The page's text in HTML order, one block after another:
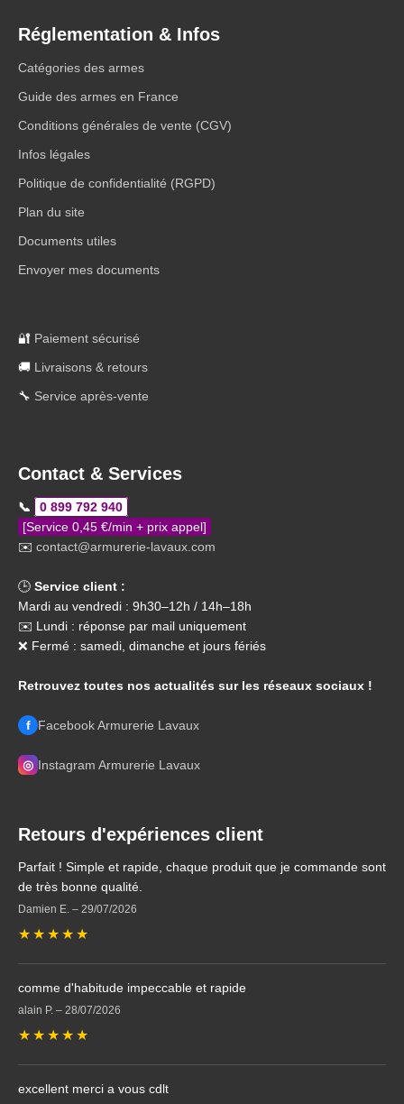
Réglementation & Infos
Catégories des armes
Guide des armes en France
Conditions générales de vente (CGV)
Infos légales
Politique de confidentialité (RGPD)
Plan du site
Documents utiles
Envoyer mes documents
🔐 Paiement sécurisé
🚚 Livraisons & retours
🔧 Service après-vente
Contact & Services
📞
0 899 792 940
[Service 0,45 €/min + prix appel]
✉️ contact@armurerie-lavaux.com
🕒 Service client :
Mardi au vendredi : 9h30–12h / 14h–18h
✉️ Lundi : réponse par mail uniquement
❌ Fermé : samedi, dimanche et jours fériés
Retrouvez toutes nos actualités sur les réseaux sociaux !
f Facebook Armurerie Lavaux
◎ Instagram Armurerie Lavaux
Retours d'expériences client
Parfait ! Simple et rapide, chaque produit que je commande sont
de très bonne qualité.
Damien E. – 29/07/2026
★ ★ ★ ★ ★
comme d'habitude impeccable et rapide
alain P. – 28/07/2026
★ ★ ★ ★ ★
excellent merci a vous cdlt